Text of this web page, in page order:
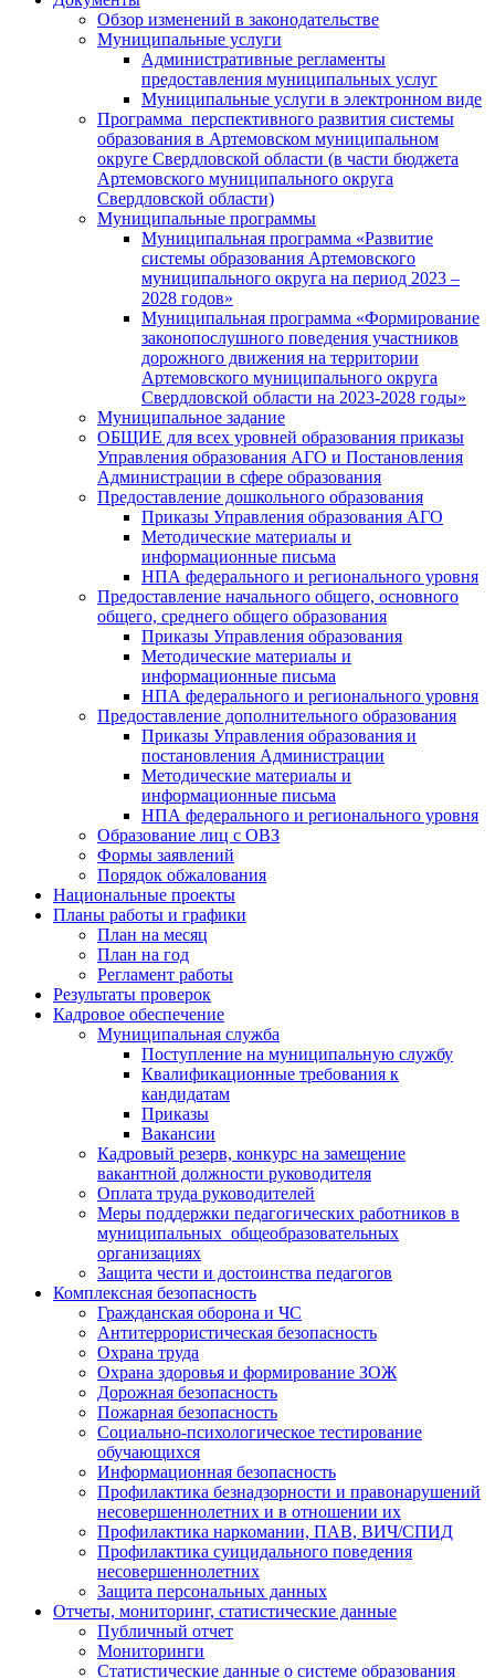
Обзор изменений в законодательстве
Муниципальные услуги
Административные регламенты
предоставления муниципальных услуг
Муниципальные услуги в электронном виде
Программа перспективного развития системы
образования в Артемовском муниципальном
округе Свердловской области (в части бюджета
Артемовского муниципального округа
Свердловской области)
Муниципальные программы
Муниципальная программа «Развитие
системы образования Артемовского
муниципального округа на период 2023 –
2028 годов»
Муниципальная программа «Формирование
законопослушного поведения участников
дорожного движения на территории
Артемовского муниципального округа
Свердловской области на 2023-2028 годы»
Муниципальное задание
ОБЩИЕ для всех уровней образования приказы
Управления образования АГО и Постановления
Администрации в сфере образования
Предоставление дошкольного образования
Приказы Управления образования АГО
Методические материалы и
информационные письма
НПА федерального и регионального уровня
Предоставление начального общего, основного
общего, среднего общего образования
Приказы Управления образования
Методические материалы и
информационные письма
НПА федерального и регионального уровня
Предоставление дополнительного образования
Приказы Управления образования и
постановления Администрации
Методические материалы и
информационные письма
НПА федерального и регионального уровня
Образование лиц с ОВЗ
Формы заявлений
Порядок обжалования
Национальные проекты
Планы работы и графики
План на месяц
План на год
Регламент работы
Результаты проверок
Кадровое обеспечение
Муниципальная служба
Поступление на муниципальную службу
Квалификационные требования к
кандидатам
Приказы
Вакансии
Кадровый резерв, конкурс на замещение
вакантной должности руководителя
Оплата труда руководителей
Меры поддержки педагогических работников в
муниципальных общеобразовательных
организациях
Защита чести и достоинства педагогов
Комплексная безопасность
Гражданская оборона и ЧС
Антитеррористическая безопасность
Охрана труда
Охрана здоровья и формирование ЗОЖ
Дорожная безопасность
Пожарная безопасность
Социально-психологическое тестирование
обучающихся
Информационная безопасность
Профилактика безнадзорности и правонарушений
несовершеннолетних и в отношении их
Профилактика наркомании, ПАВ, ВИЧ/СПИД
Профилактика суицидального поведения
несовершеннолетних
Защита персональных данных
Отчеты, мониторинг, статистические данные
Публичный отчет
Мониторинги
Статистические данные о системе образования